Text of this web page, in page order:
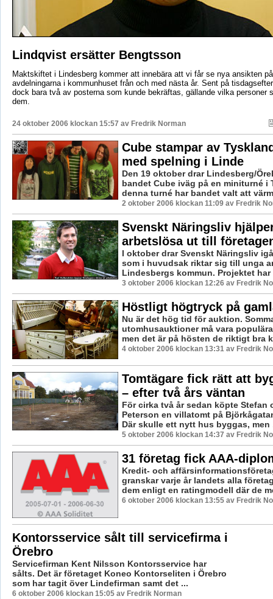
Lindqvist ersätter Bengtsson
Maktskiftet i Lindesberg kommer att innebära att vi får se nya ansikten
avdelningarna i kommunhuset från och med nästa år. Sent på
dock bara två av posterna som kunde bekräftas, gällande vilka personer
dem.
24 oktober 2006 klockan 15:57 av Fredrik Norman
Cube stampar av
med spelning i Linde
Den 19 oktober drar Lindesberg/
bandet Cube iväg på en miniturné i
denna turné har bandet valt att
2 oktober 2006 klockan 11:09 av Fredrik
Svenskt Näringsliv
arbetslösa ut till
I oktober drar Svenskt Näringsliv
som i huvudsak riktar sig till unga
Lindesbergs kommun. Projektet har
3 oktober 2006 klockan 12:26 av Fredrik
Höstligt högtryck på
Nu är det hög tid för auktion.
utomhusauktioner må vara
men det är på hösten de riktigt bra
4 oktober 2006 klockan 13:31 av Fredrik
Tomtägare fick rätt att
– efter två års väntan
För cirka två år sedan köpte Stefan
Peterson en villatomt på
Där skulle ett nytt hus byggas, men
5 oktober 2006 klockan 14:37 av Fredrik
31 företag fick AAA-
Kredit- och
granskar varje år landets alla
dem enligt en ratingmodell där de
6 oktober 2006 klockan 13:55 av Fredrik
Kontorsservice sålt till servicefirma i
Örebro
Servicefirman Kent Nilsson Kontorsservice har
sålts. Det är företaget Koneo Kontorseliten i Örebro
som har tagit över Lindefirman samt det ...
6 oktober 2006 klockan 15:05 av Fredrik Norman